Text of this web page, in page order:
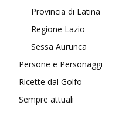
Provincia di Latina
Regione Lazio
Sessa Aurunca
Persone e Personaggi
Ricette dal Golfo
Sempre attuali